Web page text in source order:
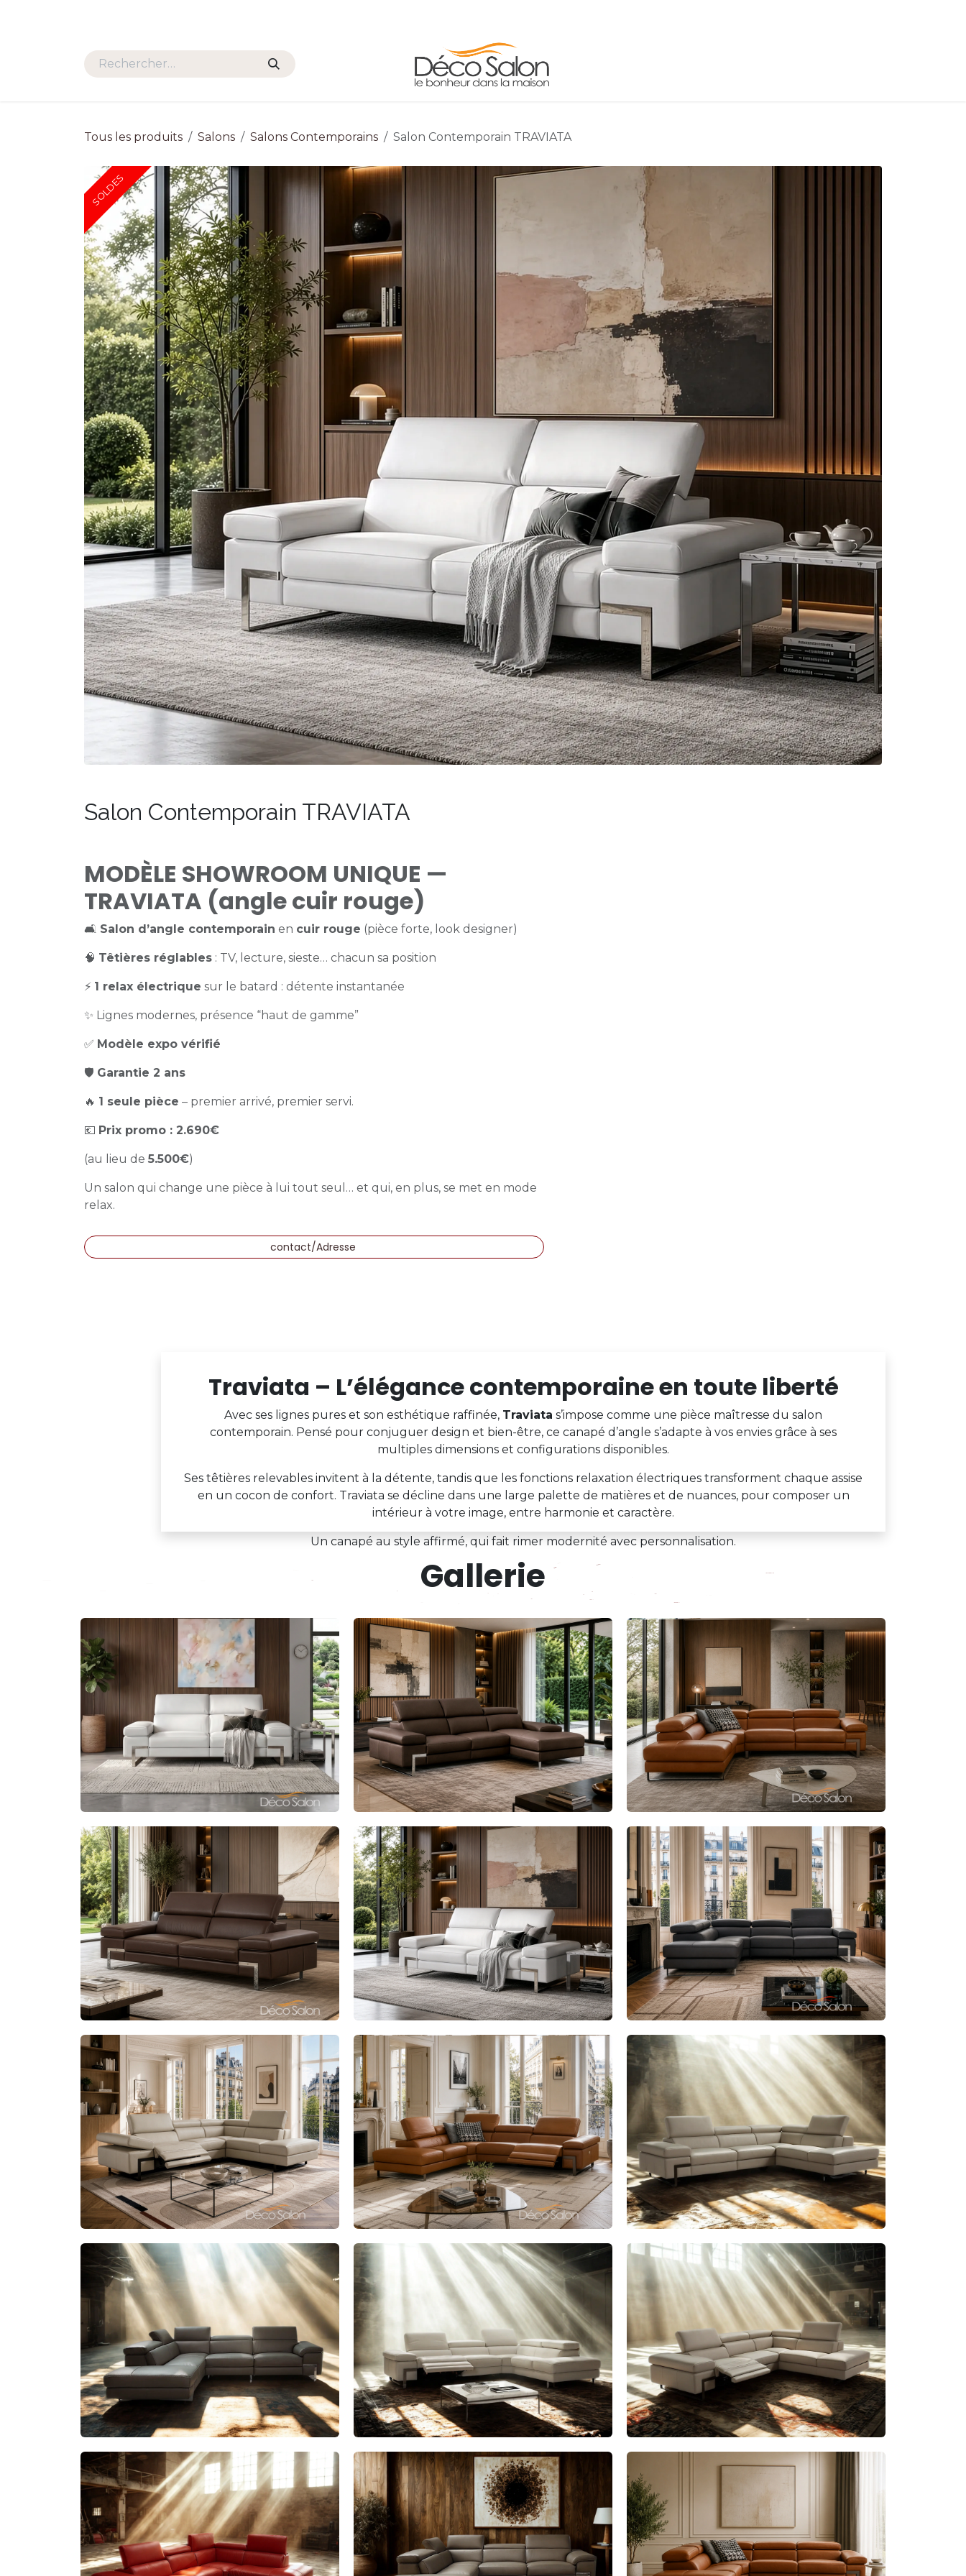
Tous les produits Salons Salons Contemporains Salon Contemporain TRAVIATA
SOLDES
Salon Contemporain TRAVIATA
MODÈLE SHOWROOM UNIQUE —
TRAVIATA (angle cuir rouge)
🛋️ Salon d’angle contemporain en cuir rouge (pièce forte, look designer)
🧠 Têtières réglables : TV, lecture, sieste… chacun sa position
⚡ 1 relax électrique sur le batard : détente instantanée
✨ Lignes modernes, présence “haut de gamme”
✅ Modèle expo vérifié
🛡️ Garantie 2 ans
🔥 1 seule pièce – premier arrivé, premier servi.
💶 Prix promo : 2.690€
(au lieu de 5.500€)
Un salon qui change une pièce à lui tout seul… et qui, en plus, se met en mode
relax.
contact/Adresse
Traviata – L’élégance contemporaine en toute liberté
Avec ses lignes pures et son esthétique raffinée, Traviata s’impose comme une pièce maîtresse du salon
contemporain. Pensé pour conjuguer design et bien-être, ce canapé d’angle s’adapte à vos envies grâce à ses
multiples dimensions et configurations disponibles.
Ses têtières relevables invitent à la détente, tandis que les fonctions relaxation électriques transforment chaque assise
en un cocon de confort. Traviata se décline dans une large palette de matières et de nuances, pour composer un
intérieur à votre image, entre harmonie et caractère.
Un canapé au style affirmé, qui fait rimer modernité avec personnalisation.
Gallerie